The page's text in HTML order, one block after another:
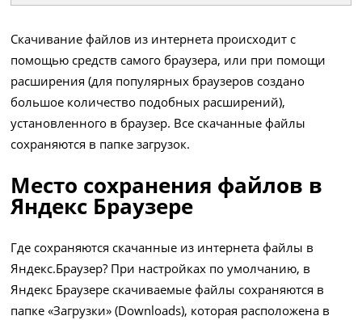
Скачивание файлов из интернета происходит с
помощью средств самого браузера, или при помощи
расширения (для популярных браузеров создано
большое количество подобных расширений),
установленного в браузер. Все скачанные файлы
сохраняются в папке загрузок.
Место сохранения файлов в
Яндекс Браузере
Где сохраняются скачанные из интернета файлы в
Яндекс.Браузер? При настройках по умолчанию, в
Яндекс Браузере скачиваемые файлы сохраняются в
папке «Загрузки» (Downloads), которая расположена в